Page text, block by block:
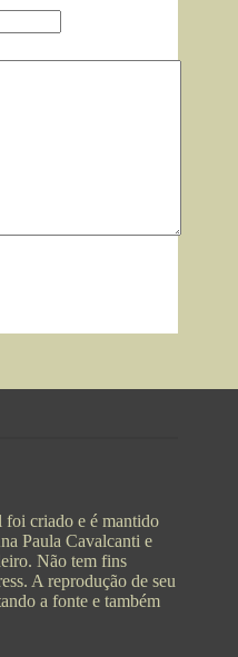
criado e é mantido
Paula Cavalcanti e
Não tem fins
A reprodução de seu
a fonte e também